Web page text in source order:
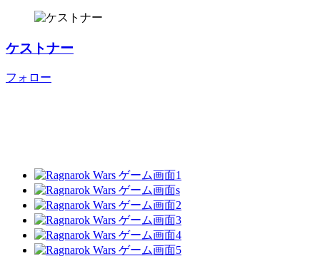
ケストナー
フォロー